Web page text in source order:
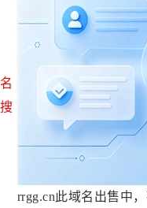
rrgg.cn此域名出售中